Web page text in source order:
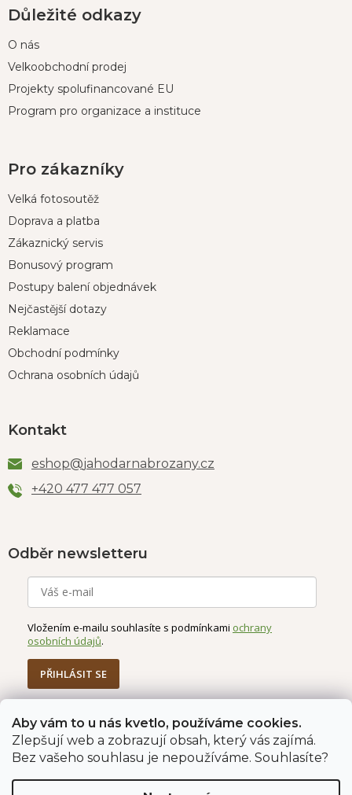
Aby vám to u nás kvetlo, používáme cookies.
Zlepšují web a zobrazují obsah, který vás zajímá.
Bez vašeho souhlasu je nepoužíváme. Souhlasíte?
Důležité odkazy
O nás
Velkoobchodní prodej
Projekty spolufinancované EU
Program pro organizace a instituce
Pro zákazníky
Velká fotosoutěž
Doprava a platba
Zákaznický servis
Bonusový program
Postupy balení objednávek
Nejčastější dotazy
Reklamace
Obchodní podmínky
Ochrana osobních údajů
Kontakt
eshop@jahodarnabrozany.cz
+420 477 477 057
Odběr newsletteru
Vložením e-mailu souhlasíte s podmínkami ochrany
osobních údajů.
PŘIHLÁSIT SE
Jahodárna Brozany Obchodní podmínky
Podmínky ochrany údajů